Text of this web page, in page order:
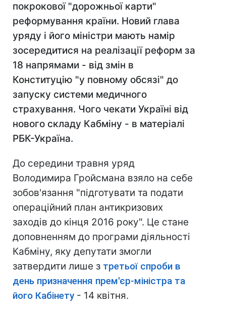
покрокової "дорожньої карти"
реформування країни. Новий глава
уряду і його міністри мають намір
зосередитися на реалізації реформ за
18 напрямами - від змін в
Конституцію "у повному обсязі" до
запуску системи медичного
страхування. Чого чекати Україні від
нового складу Кабміну - в матеріалі
РБК-Україна.
До середини травня уряд
Володимира Гройсмана взяло на себе
зобов'язання "підготувати та подати
операційний план антикризових
заходів до кінця 2016 року". Це стане
доповненням до програми діяльності
Кабміну, яку депутати змогли
затвердити лише з третьої спроби в
день призначення прем'єр-міністра та
його Кабінету - 14 квітня.